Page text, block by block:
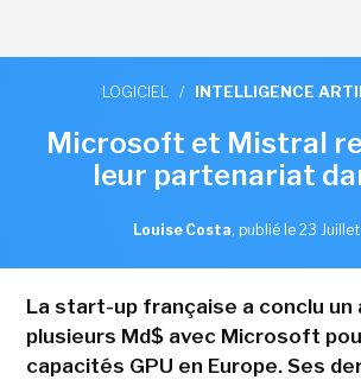
LOGICIEL / INTELLIGENCE
Microsoft et Mistral
leur partenariat
Louise Costa, publié le 23
La start-up française a conclu un
plusieurs Md$ avec Microsoft
capacités GPU en Europe. Ses